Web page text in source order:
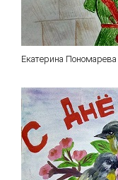
Екатерина Пономарева